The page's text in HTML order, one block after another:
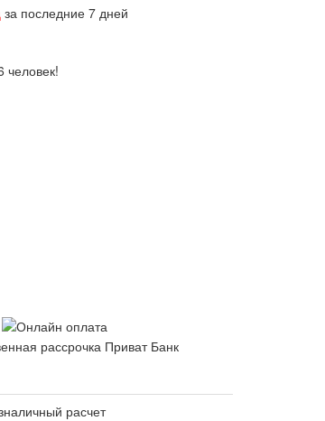
за последние 7 дней
человек!
расчет